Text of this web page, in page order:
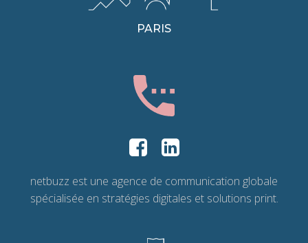
PARIS
netbuzz est une agence de communication globale
spécialisée en stratégies digitales et solutions print.